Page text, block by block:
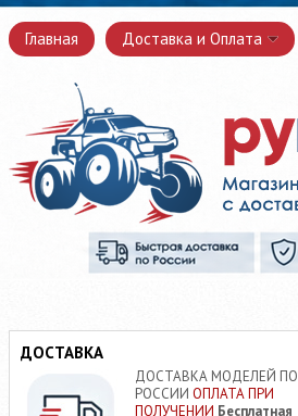
Главная Доставка и Оплата
ДОСТАВКА
ДОСТАВКА МОДЕЛЕЙ ПО
РОССИИ ОПЛАТА ПРИ
ПОЛУЧЕНИИ Бесплатная